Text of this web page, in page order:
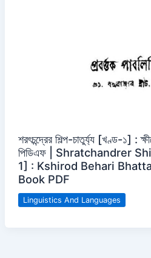
শরৎচন্দ্রের শিল্প-চাতুর্য্য [খণ্ড-১] :
পিডিএফ | Shratchandrer
1] : Kshirod Behari
Book PDF
Linguistics And Languages